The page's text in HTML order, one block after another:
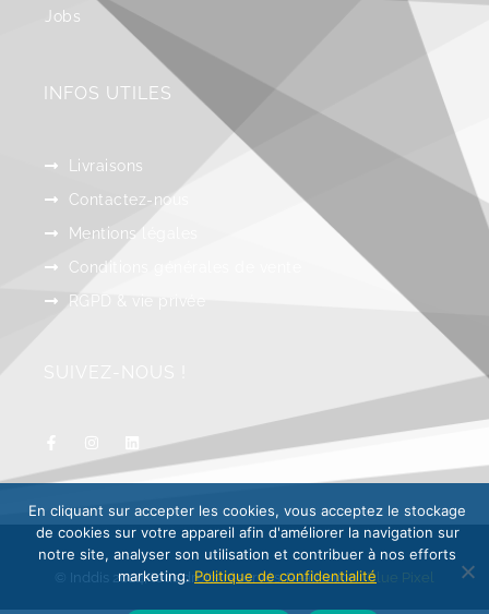
Jobs
INFOS UTILES
Livraisons
Contactez-nous
Mentions légales
Conditions générales de vente
RGPD & vie privée
© Inddis 2024, tous droits réservés. Réalisation :Blue Pixel
En cliquant sur accepter les cookies, vous acceptez le stockage
de cookies sur votre appareil afin d'améliorer la navigation sur
notre site, analyser son utilisation et contribuer à nos efforts
marketing.Politique de confidentialité